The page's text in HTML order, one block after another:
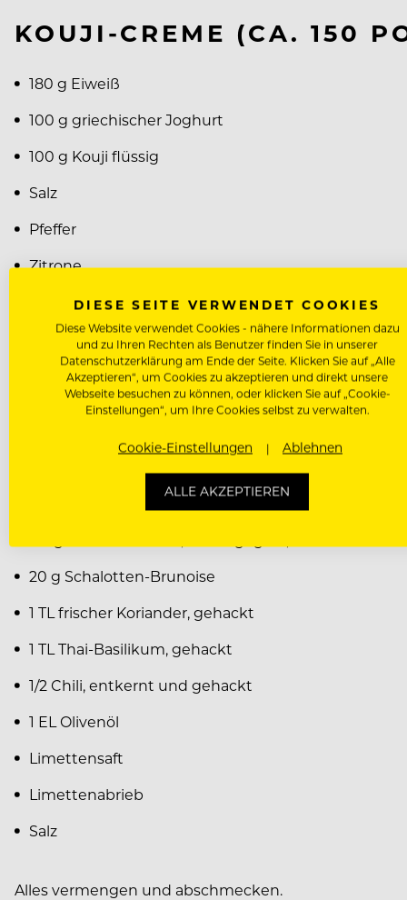
KOUJI-CREME (CA. 150
180 g Eiweiß
100 g griechischer Joghurt
100 g Kouji flüssig
Salz
Pfeffer
Zitrone
400 g Sonnenblumenöl
100 g geröstetes Sesamöl
1 MSP Xanthan
ANANAS-SALSA (CA. 30
20 g Schalotten-Brunoise
1 TL frischer Koriander, gehackt
1 TL Thai-Basilikum, gehackt
1/2 Chili, entkernt und gehackt
1 EL Olivenöl
Limettensaft
Limettenabrieb
Salz
Alles vermengen und abschmecken.
DIESE SEITE VERWENDET COOKIES
Diese Website verwendet Cookies - nähere Informationen dazu
und zu Ihren Rechten als Benutzer finden Sie in unserer
Datenschutzerklärung am Ende der Seite. Klicken Sie auf „Alle
Akzeptieren“, um Cookies zu akzeptieren und direkt unsere
Webseite besuchen zu können, oder klicken Sie auf „Cookie-
Einstellungen“, um Ihre Cookies selbst zu verwalten.
Cookie-Einstellungen Ablehnen
ALLE AKZEPTIEREN